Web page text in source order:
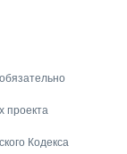
проекта
Кодекса